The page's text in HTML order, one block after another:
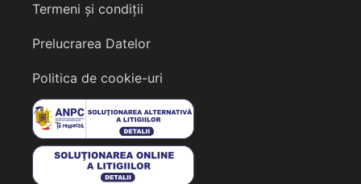
Termeni și condiții
Prelucrarea Datelor
Politica de cookie-uri